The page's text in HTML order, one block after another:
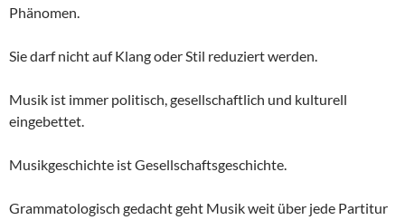
Phänomen.
Sie darf nicht auf Klang oder Stil reduziert werden.
Musik ist immer politisch, gesellschaftlich und kulturell
eingebettet.
Musikgeschichte ist Gesellschaftsgeschichte.
Grammatologisch gedacht geht Musik weit über jede Partitur